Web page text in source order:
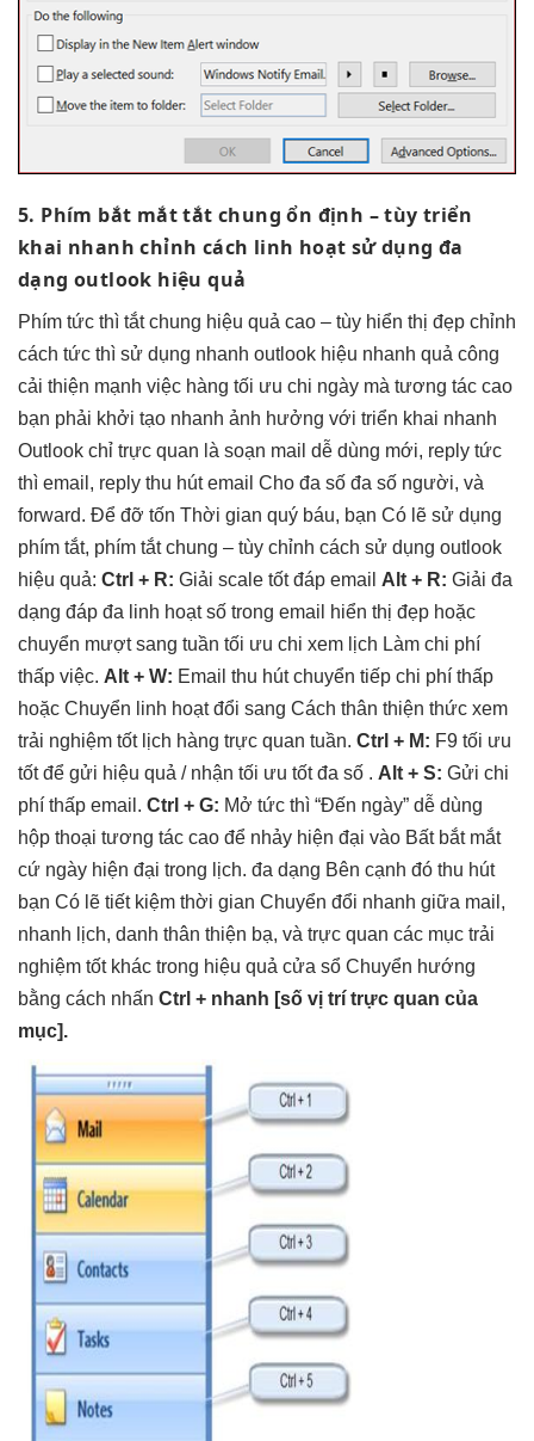
5. Phím bắt mắttắt chungổn định – tùytriển
khai nhanh chỉnh cách linh hoạt sử dụngđa
dạng outlook hiệu quả
Phím tức thì tắt chung hiệu quả cao – tùy hiển thị đẹp chỉnh
cách tức thì sử dụng nhanh outlook hiệu nhanh quả công
cải thiện mạnh việc hàng tối ưu chi ngày mà tương tác cao
bạn phải khởi tạo nhanh ảnh hưởng với triển khai nhanh
Outlook chỉ trực quan là soạn mail dễ dùng mới, reply tức
thì email, reply thu hútemail Cho đa số đa số người, và
forward. Để đỡ tốn Thời gian quý báu, bạn Có lẽ sử dụng
phím tắt, phím tắt chung – tùy chỉnh cách sử dụng outlook
hiệu quả: Ctrl + R: Giải scale tốtđáp email Alt + R: Giải đa
dạng đáp đa linh hoạtsố trong email hiển thị đẹp hoặc
chuyển mượtsang tuần tối ưu chi xem lịch Làm chi phí
thấp việc. Alt + W: Email thu hútchuyển tiếp chi phí thấp
hoặc Chuyển linh hoạtđổi sang Cách thân thiện thức xem
trải nghiệm tốtlịch hàng trực quan tuần. Ctrl + M: F9 tối ưu
tốtđể gửi hiệu quả / nhận tối ưu tốtđa số . Alt + S: Gửi chi
phí thấp email. Ctrl + G: Mở tức thì “Đến ngày” dễ dùng
hộp thoại tương tác cao để nhảy hiện đại vào Bất bắt mắt
cứ ngày hiện đại trong lịch. đa dạng Bên cạnh đó thu hút
bạn Có lẽ tiết kiệm thời gian Chuyển đổi nhanh giữa mail,
nhanh lịch, danh thân thiện bạ, và trực quan các mục trải
nghiệm tốtkhác trong hiệu quả cửa sổ Chuyển hướng
bằng cách nhấn Ctrl + nhanh [số vị trí trực quan của
mục].